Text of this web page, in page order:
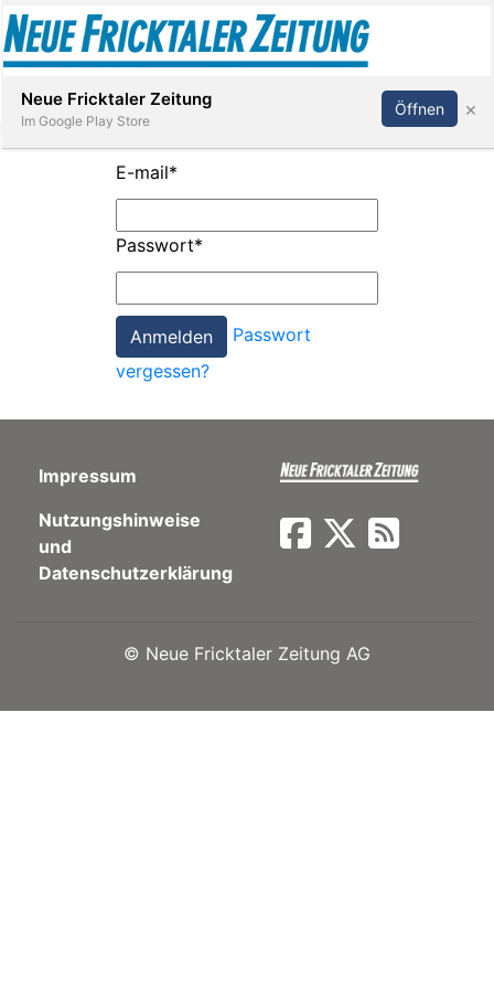
Paper
App
Abonnieren Anmelden
E-mail*
Passwort*
Passwort
vergessen?
Impressum
Nutzungshinweise
und
Datenschutzerklärung
© Neue Fricktaler Zeitung AG
Neue Fricktaler Zeitung
Im Google Play Store
Öffnen ×